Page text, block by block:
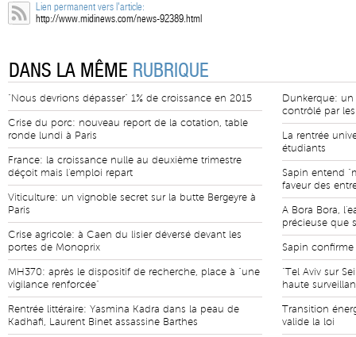
Lien permanent vers l'article:
http://www.midinews.com/news-92389.html
DANS LA MÊME RUBRIQUE
"Nous devrions dépasser" 1% de croissance en 2015
Crise du porc: nouveau report de la cotation, table
ronde lundi à Paris
France: la croissance nulle au deuxième trimestre
déçoit mais l'emploi repart
Viticulture: un vignoble secret sur la butte Bergeyre à
Paris
Crise agricole: à Caen du lisier déversé devant les
portes de Monoprix
MH370: après le dispositif de recherche, place à "une
vigilance renforcée"
Rentrée littéraire: Yasmina Kadra dans la peau de
Kadhafi, Laurent Binet assassine Barthes
Dunkerque: un
contrôlé par
La rentrée
étudiants
Sapin entend
faveur des
A Bora Bora,
précieuse que
Sapin
"Tel Aviv sur
haute
Transition
valide la loi